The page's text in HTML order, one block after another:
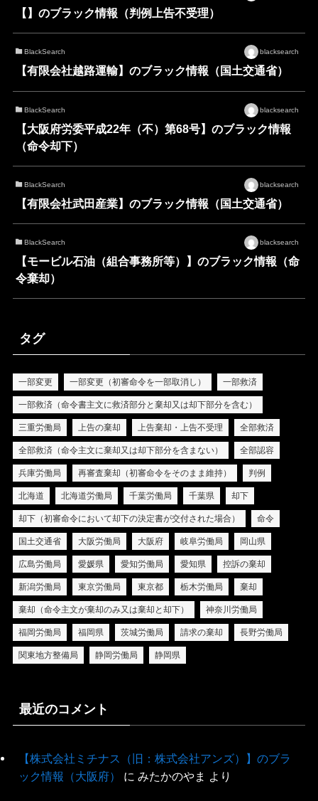
【】のブラック情報（判例上告不受理）
BlackSearch blacksearch
【有限会社越路運輸】のブラック情報（国土交通省）
BlackSearch blacksearch
【大阪府労委平成22年（不）第68号】のブラック情報
（命令却下）
BlackSearch blacksearch
【有限会社武田産業】のブラック情報（国土交通省）
BlackSearch blacksearch
【モービル石油（組合事務所等）】のブラック情報（命
令棄却）
タグ
一部変更 一部変更（初審命令を一部取消し） 一部救済
一部救済（命令書主文に救済部分と棄却又は却下部分を含む）
三重労働局 上告の棄却 上告棄却・上告不受理 全部救済
全部救済（命令主文に棄却又は却下部分を含まない） 全部認容
兵庫労働局 再審査棄却（初審命令をそのまま維持） 判例
北海道 北海道労働局 千葉労働局 千葉県 却下
却下（初審命令において却下の決定書が交付された場合） 命令
国土交通省 大阪労働局 大阪府 岐阜労働局 岡山県
広島労働局 愛媛県 愛知労働局 愛知県 控訴の棄却
新潟労働局 東京労働局 東京都 栃木労働局 棄却
棄却（命令主文が棄却のみ又は棄却と却下） 神奈川労働局
福岡労働局 福岡県 茨城労働局 請求の棄却 長野労働局
関東地方整備局 静岡労働局 静岡県
最近のコメント
【株式会社ミチナス（旧：株式会社アンズ）】のブラ
ック情報（大阪府）
に みたかのやま より